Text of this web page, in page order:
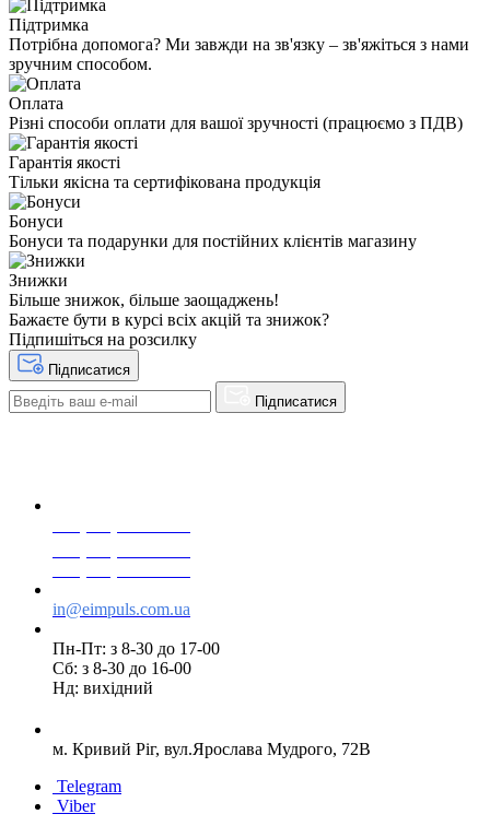
Підтримка
Потрібна допомога? Ми завжди на зв'язку – зв'яжіться з нами
зручним способом.
Оплата
Різні способи оплати для вашої зручності (працюємо з ПДВ)
Гарантія якості
Тільки якісна та сертифікована продукція
Бонуси
Бонуси та подарунки для постійних клієнтів магазину
Знижки
Більше знижок, більше заощаджень!
Бажаєте бути в курсі всіх акцій та знижок?
Підпишіться на розсилку
Підписатися
Підписатися
in@eimpuls.com.ua
Пн-Пт: з 8-30 до 17-00
Сб: з 8-30 до 16-00
Нд: вихідний
м. Кривий Ріг, вул.Ярослава Мудрого, 72В
Telegram
Viber